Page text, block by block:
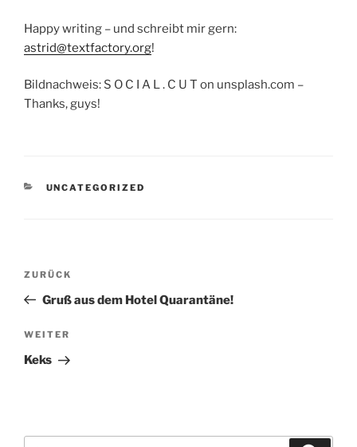
Happy writing – und schreibt mir gern:
astrid@textfactory.org!
Bildnachweis: S O C I A L . C U T on unsplash.com –
Thanks, guys!
KATEGORIEN
UNCATEGORIZED
Beitragsnavigation
Vorheriger
Beitrag
ZURÜCK
Gruß aus dem Hotel Quarantäne!
Nächster
Beitrag
WEITER
Keks